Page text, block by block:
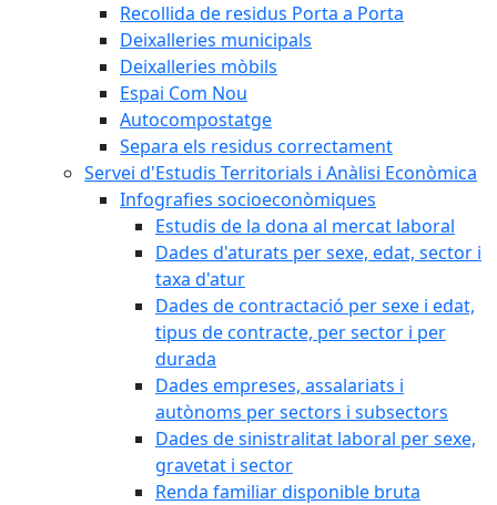
Recollida de residus Porta a Porta
Deixalleries municipals
Deixalleries mòbils
Espai Com Nou
Autocompostatge
Separa els residus correctament
Servei d'Estudis Territorials i Anàlisi Econòmica
Infografies socioeconòmiques
Estudis de la dona al mercat laboral
Dades d'aturats per sexe, edat, sector i
taxa d'atur
Dades de contractació per sexe i edat,
tipus de contracte, per sector i per
durada
Dades empreses, assalariats i
autònoms per sectors i subsectors
Dades de sinistralitat laboral per sexe,
gravetat i sector
Renda familiar disponible bruta